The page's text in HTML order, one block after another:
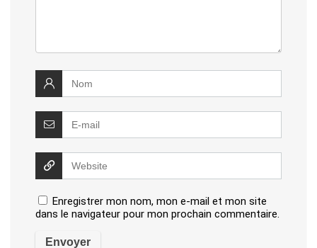
Enregistrer mon nom, mon e-mail et mon site
dans le navigateur pour mon prochain commentaire.